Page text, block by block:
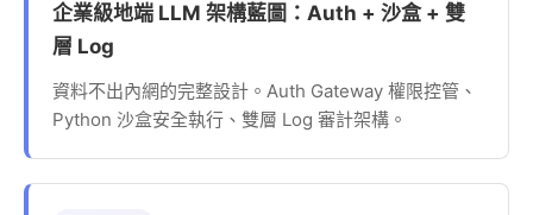
企業級地端 LLM 架構藍圖：Auth + 沙盒 + 雙
層 Log
資料不出內網的完整設計。Auth Gateway 權限控管、
Python 沙盒安全執行、雙層 Log 審計架構。